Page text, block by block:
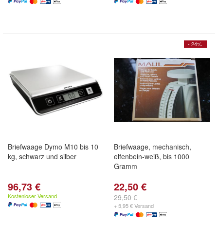
Briefwaage Dymo M10 bis 10
kg, schwarz und silber
96,73 €
Kostenloser Versand
- 24%
Briefwaage, mechanisch,
elfenbein-weiß, bis 1000
Gramm
22,50 €
29,50 €
+ 5,95 € Versand